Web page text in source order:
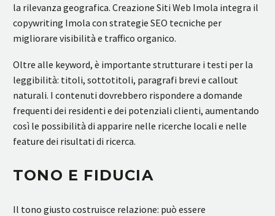
la rilevanza geografica. Creazione Siti Web Imola integra il
copywriting Imola con strategie SEO tecniche per
migliorare visibilità e traffico organico.
Oltre alle keyword, è importante strutturare i testi per la
leggibilità: titoli, sottotitoli, paragrafi brevi e callout
naturali. I contenuti dovrebbero rispondere a domande
frequenti dei residenti e dei potenziali clienti, aumentando
così le possibilità di apparire nelle ricerche locali e nelle
feature dei risultati di ricerca.
TONO E FIDUCIA
Il tono giusto costruisce relazione: può essere